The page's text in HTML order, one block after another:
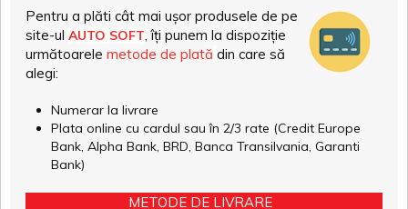
Pentru a plăti cât mai ușor produsele de pe
site-ul AUTO SOFT , îți punem la dispoziție
următoarele metode de plată din care să
alegi:
Numerar la livrare
Plata online cu cardul sau în 2/3 rate (Credit Europe
Bank, Alpha Bank, BRD, Banca Transilvania, Garanti
Bank)
METODE DE LIVRARE